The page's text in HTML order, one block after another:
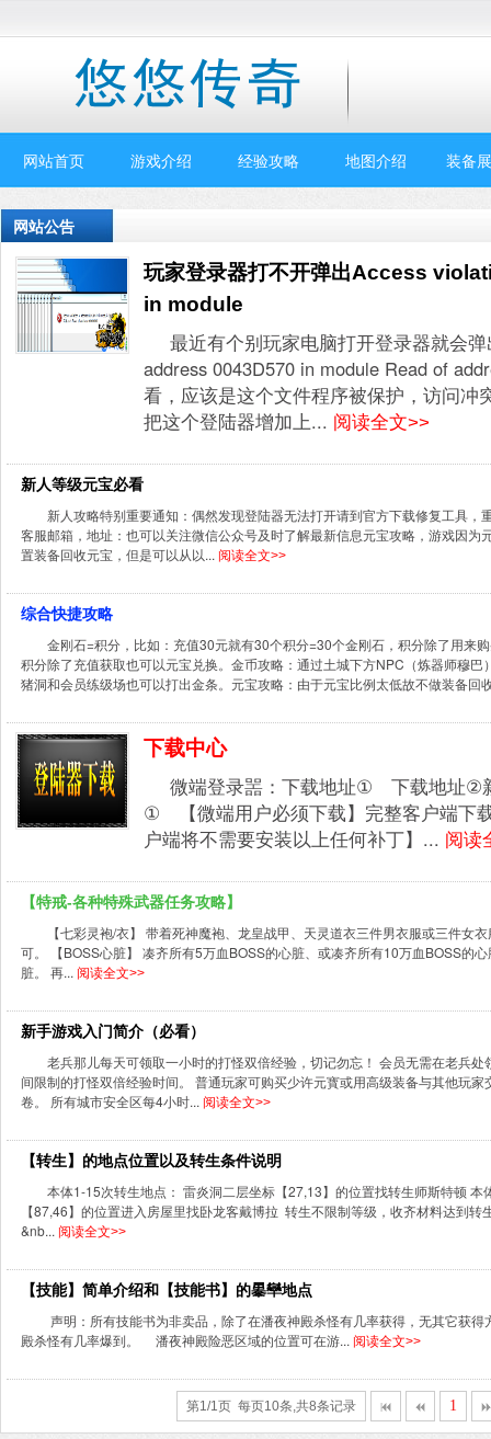
网站首页 游戏介绍 经验攻略 地图介绍 装备
网站公告
玩家登录器打不开弹出Access
in module
最近有个别玩家电脑打开登录器就会
address 0043D570 in module Read of
看，应该是这个文件程序被保护，访问冲
把这个登陆器增加上... 阅读全文>>
新人等级元宝必看
新人攻略特别重要通知：偶然发现登陆器无法打开请到官方下载修复工具，
客服邮箱，地址：也可以关注微信公众号及时了解最新信息元宝攻略，游戏因为
置装备回收元宝，但是可以从以... 阅读全文>>
综合快捷攻略
金刚石=积分，比如：充值30元就有30个积分=30个金刚石，积分除了用来
积分除了充值获取也可以元宝兑换。金币攻略：通过土城下方NPC（炼器师穆
猪洞和会员练级场也可以打出金条。元宝攻略：由于元宝比例太低故不做装备回
下载中心
微端登录噐：下载地址① 下载地址②
① 【微端用户必须下载】完整客户端
户端将不需要安装以上任何补丁】... 阅读
【特戒-各种特殊武器任务攻略】
【七彩灵袍/衣】 带着死神魔袍、龙皇战甲、天灵道衣三件男衣服或三件女
可。 【BOSS心脏】 凑齐所有5万血BOSS的心脏、或凑齐所有10万血BOSS的
脏。 再... 阅读全文>>
新手游戏入门简介（必看）
老兵那儿每天可领取一小时的打怪双倍经验，切记勿忘！ 会员无需在老兵
间限制的打怪双倍经验时间。 普通玩家可购买少许元寳或用高级装备与其他玩
卷。 所有城市安全区每4小时... 阅读全文>>
【转生】的地点位置以及转生条件说明
本体1-15次转生地点： 雷炎洞二层坐标【27,13】的位置找转生师斯特顿
【87,46】的位置进入房屋里找卧龙客戴博拉 转生不限制等级，收齐材料达到
&nb... 阅读全文>>
【技能】简单介绍和【技能书】的曓卛地点
声明：所有技能书为非卖品，除了在潘夜神殿杀怪有几率获得，无其它获
殿杀怪有几率爆到。 潘夜神殿险恶区域的位置可在游... 阅读全文>>
第1/1页 每页10条,共8条记录 1